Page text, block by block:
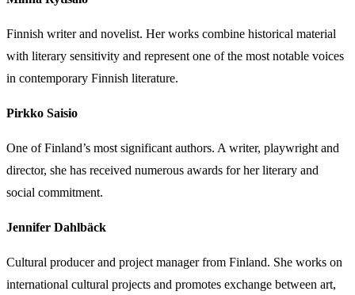
Finnish writer and novelist. Her works combine historical material
with literary sensitivity and represent one of the most notable voices
in contemporary Finnish literature.
Pirkko Saisio
One of Finland’s most significant authors. A writer, playwright and
director, she has received numerous awards for her literary and
social commitment.
Jennifer Dahlbäck
Cultural producer and project manager from Finland. She works on
international cultural projects and promotes exchange between art,